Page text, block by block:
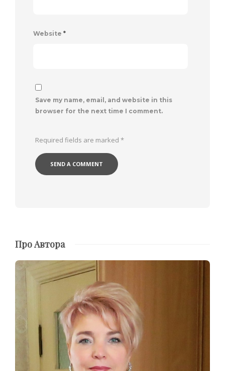
Website *
Save my name, email, and website in this
browser for the next time I comment.
Required fields are marked *
Про Автора